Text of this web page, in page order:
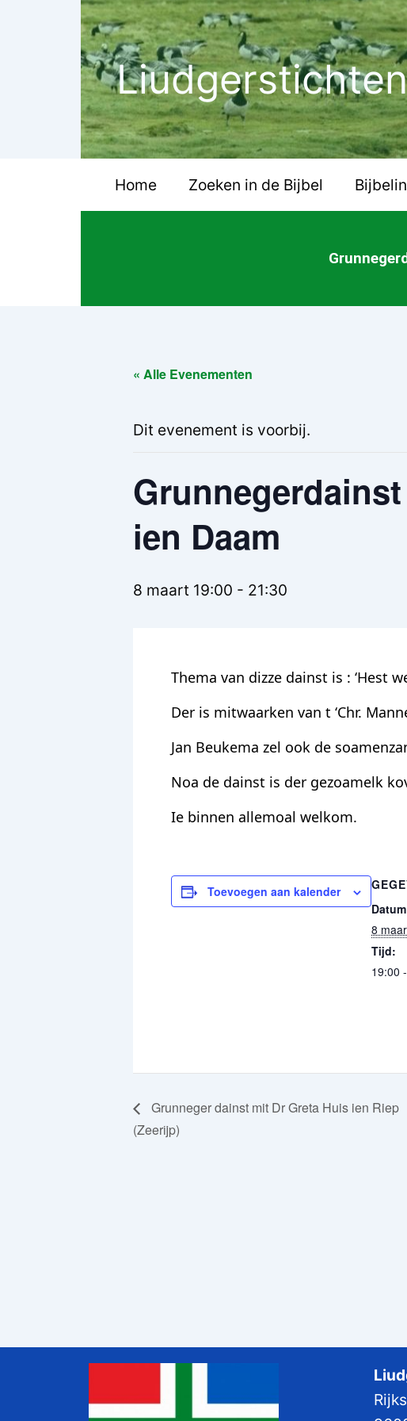
Liudgerstichten
Home Zoeken in de Bijbel
« Alle Evenementen
Dit evenement is voorbij.
ien Daam
8 maart 19:00 - 21:30
Thema van dizze dainst is : ‘Hest
Der is mitwaarken van t ‘Chr.
Jan Beukema zel ook de
Noa de dainst is der gezoamelk
Ie binnen allemoal welkom.
Toevoegen aan kalender
8
Tijd:
19:00
Grunneger dainst mit Dr Greta Huis ien Riep
(Zeerijp)